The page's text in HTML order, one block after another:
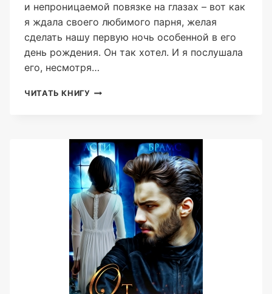
и непроницаемой повязке на глазах – вот как
я ждала своего любимого парня, желая
сделать нашу первую ночь особенной в его
день рождения. Он так хотел. И я послушала
его, несмотря…
ЧИТАТЬ КНИГУ СОМНЕНИЙ